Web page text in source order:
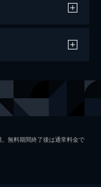
無料期間終了後は通常料金で